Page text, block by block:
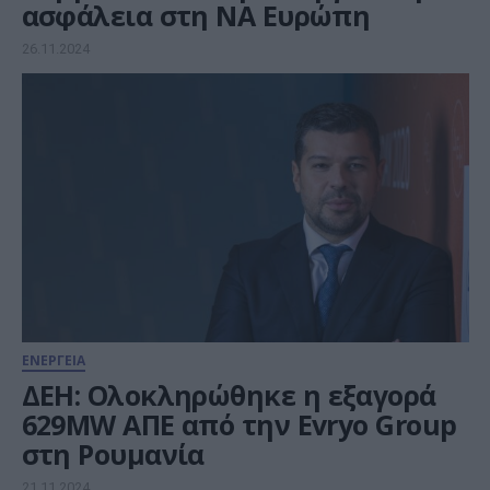
ασφάλεια στη ΝΑ Ευρώπη
26.11.2024
ΕΝΕΡΓΕΙΑ
ΔΕΗ: Ολοκληρώθηκε η εξαγορά
629MW ΑΠΕ από την Evryo Group
στη Ρουμανία